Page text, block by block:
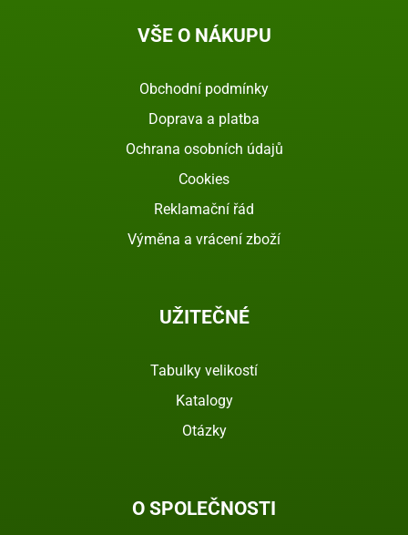
VŠE O NÁKUPU
Obchodní podmínky
Doprava a platba
Ochrana osobních údajů
Cookies
Reklamační řád
Výměna a vrácení zboží
UŽITEČNÉ
Tabulky velikostí
Katalogy
Otázky
O SPOLEČNOSTI